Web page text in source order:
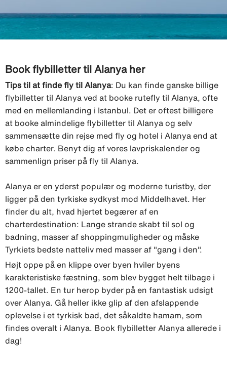
Book flybilletter til Alanya her
Tips til at finde fly til Alanya: Du kan finde ganske billige
flybilletter til Alanya ved at booke rutefly til Alanya, ofte
med en mellemlanding i Istanbul. Det er oftest billigere
at booke almindelige flybilletter til Alanya og selv
sammensætte din rejse med fly og hotel i Alanya end at
købe charter. Benyt dig af vores lavpriskalender og
sammenlign priser på fly til Alanya.
Alanya er en yderst populær og moderne turistby, der
ligger på den tyrkiske sydkyst mod Middelhavet. Her
finder du alt, hvad hjertet begærer af en
charterdestination: Lange strande skabt til sol og
badning, masser af shoppingmuligheder og måske
Tyrkiets bedste natteliv med masser af "gang i den".
Højt oppe på en klippe over byen hviler byens
karakteristiske fæstning, som blev bygget helt tilbage i
1200-tallet. En tur herop byder på en fantastisk udsigt
over Alanya. Gå heller ikke glip af den afslappende
oplevelse i et tyrkisk bad, det såkaldte hamam, som
findes overalt i Alanya. Book flybilletter Alanya allerede i
dag!